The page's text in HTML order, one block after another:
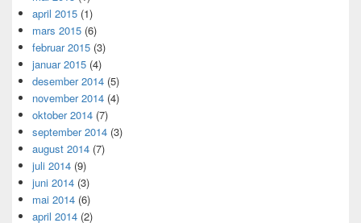
april 2015 (1)
mars 2015 (6)
februar 2015 (3)
januar 2015 (4)
desember 2014 (5)
november 2014 (4)
oktober 2014 (7)
september 2014 (3)
august 2014 (7)
juli 2014 (9)
juni 2014 (3)
mai 2014 (6)
april 2014 (2)